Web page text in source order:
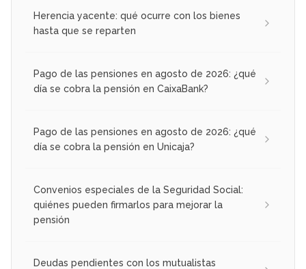
Herencia yacente: qué ocurre con los bienes
hasta que se reparten
Pago de las pensiones en agosto de 2026: ¿qué
día se cobra la pensión en CaixaBank?
Pago de las pensiones en agosto de 2026: ¿qué
día se cobra la pensión en Unicaja?
Convenios especiales de la Seguridad Social:
quiénes pueden firmarlos para mejorar la
pensión
Deudas pendientes con los mutualistas